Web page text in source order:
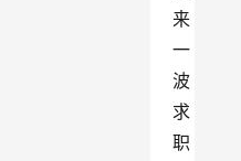
来
一
波
求
职